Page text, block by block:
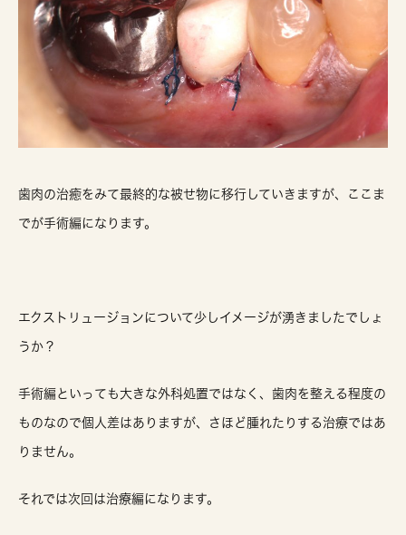
歯肉の治癒をみて最終的な被せ物に移行していきますが、ここま
でが手術編になります。
エクストリュージョンについて少しイメージが湧きましたでしょ
うか？
手術編といっても大きな外科処置ではなく、歯肉を整える程度の
ものなので個人差はありますが、さほど腫れたりする治療ではあ
りません。
それでは次回は治療編になります。